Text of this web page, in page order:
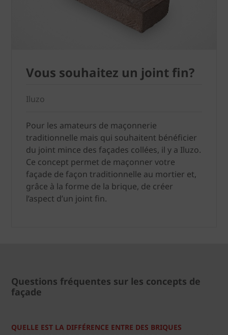
Vous souhaitez un joint fin?
Iluzo
Pour les amateurs de maçonnerie
traditionnelle mais qui souhaitent bénéficier
du joint mince des façades collées, il y a Iluzo.
Ce concept permet de maçonner votre
façade de façon traditionnelle au mortier et,
grâce à la forme de la brique, de créer
l’aspect d’un joint fin.
Questions fréquentes sur les concepts de
façade
QUELLE EST LA DIFFÉRENCE ENTRE DES BRIQUES